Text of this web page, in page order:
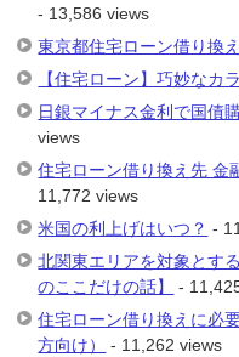
- 13,586 views
東京都住宅ローン借り換
【住宅ローン】巧妙なカ
日銀マイナス金利で国債
views
住宅ローン借り換え先 金
11,772 views
米国の利上げはいつ？ -
北関東エリアを対象とす
のここだけの話】
-
住宅ローン借り換えに必
方向け）
- 11,262 views